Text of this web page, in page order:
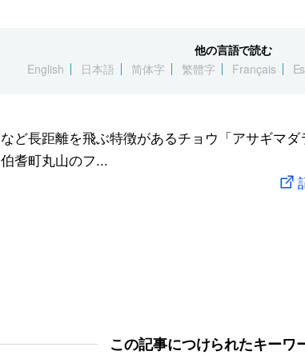
京2020
他の言語で読む
English
日本語 简体字 繁體字 Français
ど長距離を飛ぶ特徴があるチョウ「アサギマ
耆町丸山のフ...
この記事につけられたキーワ